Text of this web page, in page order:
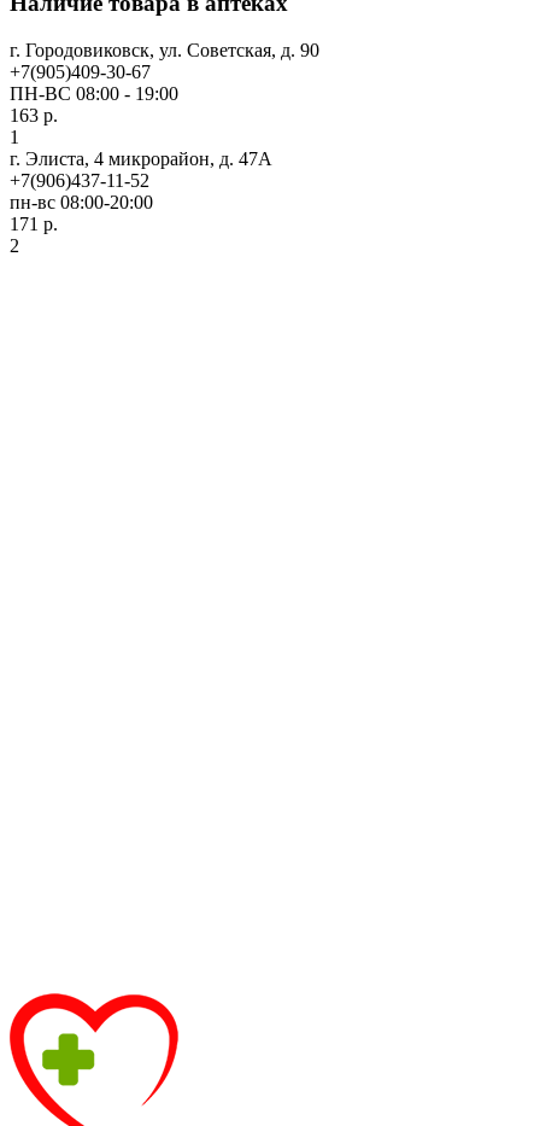
г. Городовиковск, ул. Советская, д. 90
+7(905)409-30-67
ПН-ВС 08:00 - 19:00
163 р.
1
г. Элиста, 4 микрорайон, д. 47А
+7(906)437-11-52
пн-вс 08:00-20:00
171 р.
2